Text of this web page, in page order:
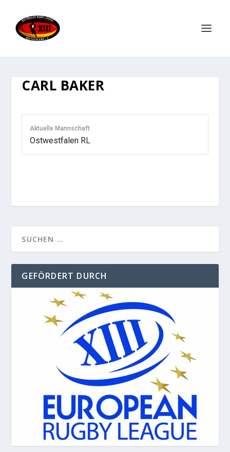
CARL BAKER
Aktuelle Mannschaft
Ostwestfalen RL
GEFÖRDERT DURCH